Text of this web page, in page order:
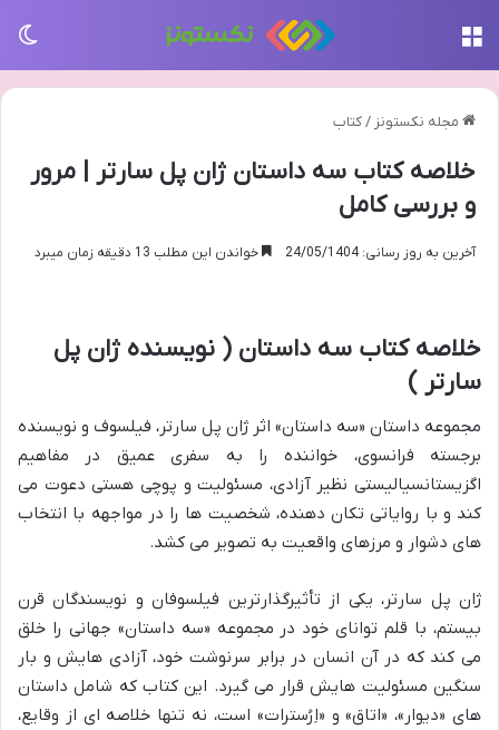
مجله نکستونز /کتاب
خلاصه کتاب سه داستان ژان پل سارتر | مرور
و بررسی کامل
آخرین به روز رسانی: 24/05/1404 خواندن این مطلب 13 دقیقه زمان میبرد
خلاصه کتاب سه داستان ( نویسنده ژان پل
سارتر )
مجموعه داستان «سه داستان» اثر ژان پل سارتر، فیلسوف و نویسنده
برجسته فرانسوی، خواننده را به سفری عمیق در مفاهیم
اگزیستانسیالیستی نظیر آزادی، مسئولیت و پوچی هستی دعوت می
کند و با روایاتی تکان دهنده، شخصیت ها را در مواجهه با انتخاب
های دشوار و مرزهای واقعیت به تصویر می کشد.
ژان پل سارتر، یکی از تأثیرگذارترین فیلسوفان و نویسندگان قرن
بیستم، با قلم توانای خود در مجموعه «سه داستان» جهانی را خلق
می کند که در آن انسان در برابر سرنوشت خود، آزادی هایش و بار
سنگین مسئولیت هایش قرار می گیرد. این کتاب که شامل داستان
های «دیوار»، «اتاق» و «اِرُسترات» است، نه تنها خلاصه ای از وقایع،